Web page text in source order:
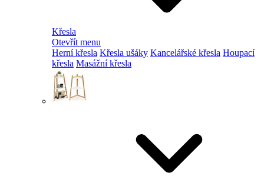
Křesla
Otevřít menu
Herní křesla Křesla ušáky Kancelářské křesla Houpací
křesla Masážní křesla